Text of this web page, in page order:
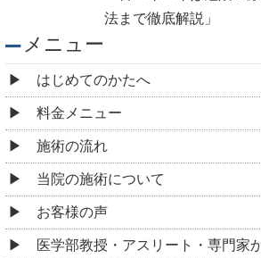
施術の流れ
当院の施術について
お客様の声
医学部教授・アスリート・専門家
全国の有名整体院・整骨院からの推
院情報・アクセス
スタッフ紹介
よくある質問